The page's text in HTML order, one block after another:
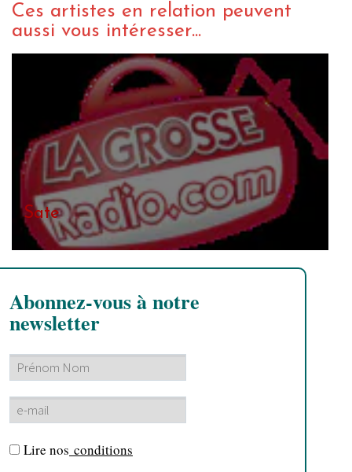
Ces artistes en relation peuvent
aussi vous intéresser...
Sate
Abonnez-vous à notre
newsletter
Lire nos conditions